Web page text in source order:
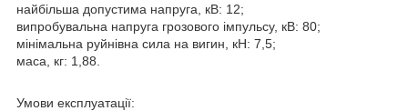
найбільша допустима напруга, кВ: 12;
випробувальна напруга грозового імпульсу, кВ: 80;
мінімальна руйнівна сила на вигин, кН: 7,5;
маса, кг: 1,88.
Умови експлуатації: